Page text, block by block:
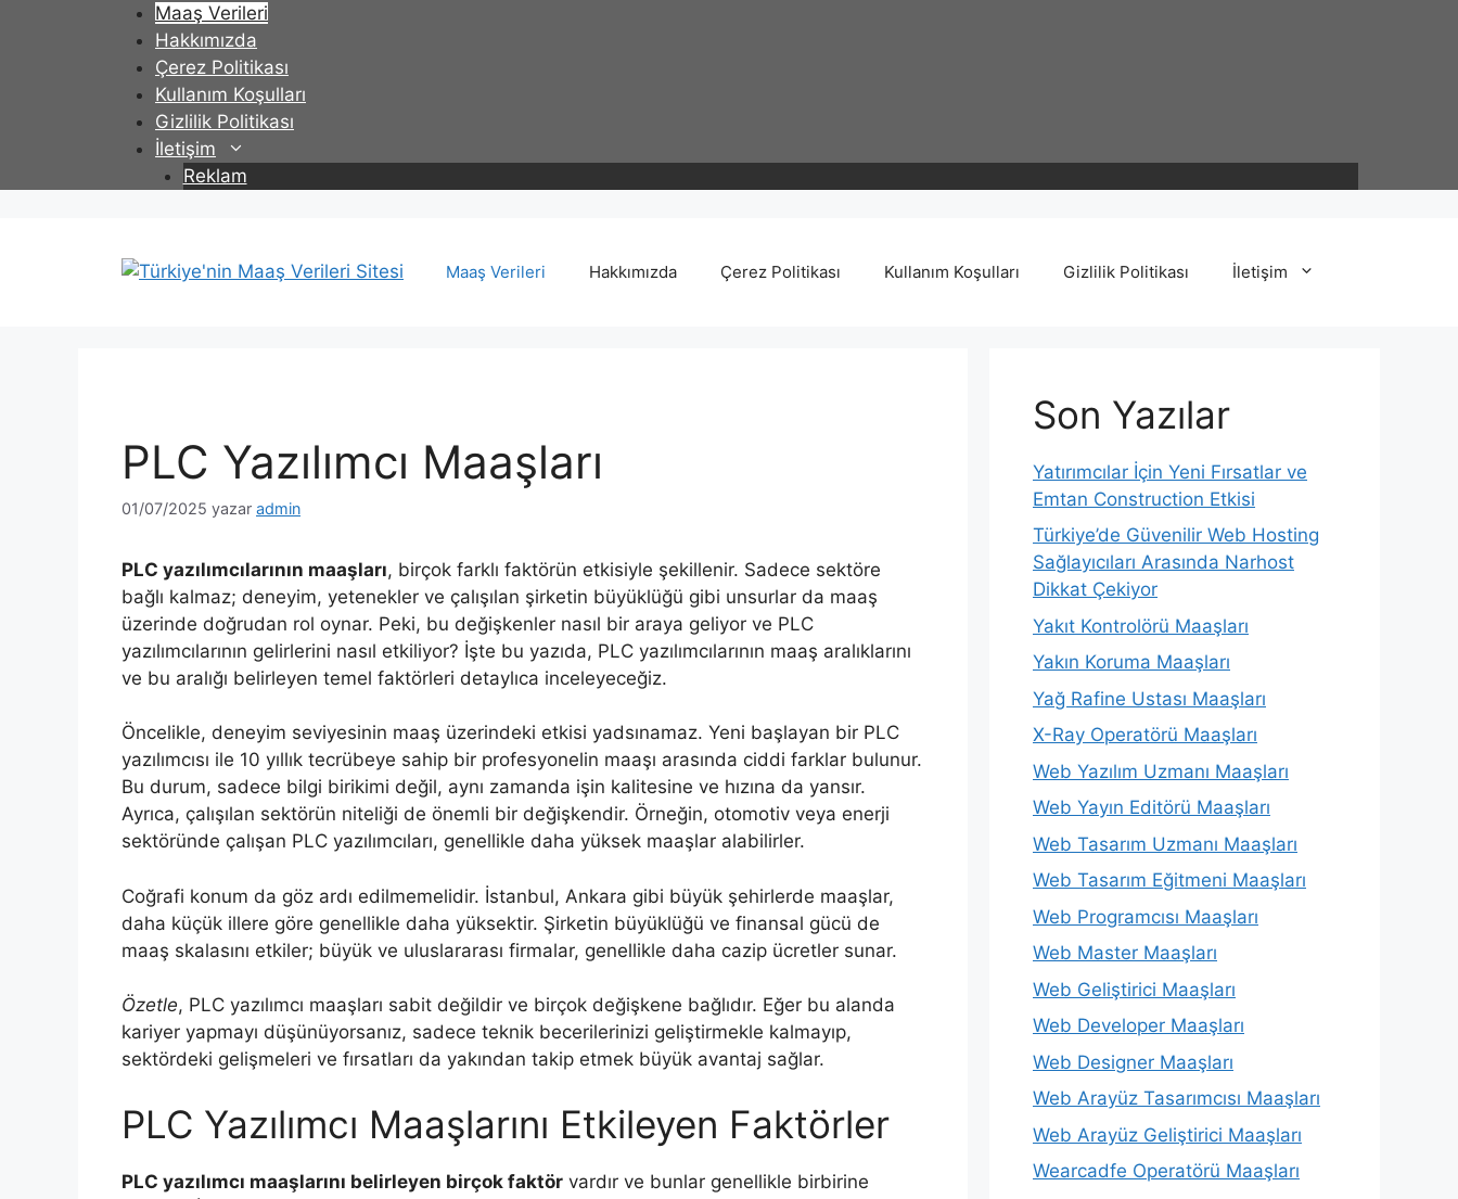
Maaş Verileri
Hakkımızda
Çerez Politikası
Kullanım Koşulları
Gizlilik Politikası
İletişim
Reklam
Maaş Verileri Hakkımızda Çerez Politikası Kullanım Koşulları Gizlilik Politikası İletişim
PLC Yazılımcı Maaşları
01/07/2025 yazar admin
PLC yazılımcılarının maaşları, birçok farklı faktörün etkisiyle şekillenir. Sadece sektöre
bağlı kalmaz; deneyim, yetenekler ve çalışılan şirketin büyüklüğü gibi unsurlar da maaş
üzerinde doğrudan rol oynar. Peki, bu değişkenler nasıl bir araya geliyor ve PLC
yazılımcılarının gelirlerini nasıl etkiliyor? İşte bu yazıda, PLC yazılımcılarının maaş aralıklarını
ve bu aralığı belirleyen temel faktörleri detaylıca inceleyeceğiz.
Öncelikle, deneyim seviyesinin maaş üzerindeki etkisi yadsınamaz. Yeni başlayan bir PLC
yazılımcısı ile 10 yıllık tecrübeye sahip bir profesyonelin maaşı arasında ciddi farklar bulunur.
Bu durum, sadece bilgi birikimi değil, aynı zamanda işin kalitesine ve hızına da yansır.
Ayrıca, çalışılan sektörün niteliği de önemli bir değişkendir. Örneğin, otomotiv veya enerji
sektöründe çalışan PLC yazılımcıları, genellikle daha yüksek maaşlar alabilirler.
Coğrafi konum da göz ardı edilmemelidir. İstanbul, Ankara gibi büyük şehirlerde maaşlar,
daha küçük illere göre genellikle daha yüksektir. Şirketin büyüklüğü ve finansal gücü de
maaş skalasını etkiler; büyük ve uluslararası firmalar, genellikle daha cazip ücretler sunar.
Özetle, PLC yazılımcı maaşları sabit değildir ve birçok değişkene bağlıdır. Eğer bu alanda
kariyer yapmayı düşünüyorsanız, sadece teknik becerilerinizi geliştirmekle kalmayıp,
sektördeki gelişmeleri ve fırsatları da yakından takip etmek büyük avantaj sağlar.
PLC Yazılımcı Maaşlarını Etkileyen Faktörler
PLC yazılımcı maaşlarını belirleyen birçok faktör vardır ve bunlar genellikle birbirine
Son Yazılar
Yatırımcılar İçin Yeni Fırsatlar ve
Emtan Construction Etkisi
Türkiye’de Güvenilir Web Hosting
Sağlayıcıları Arasında Narhost
Dikkat Çekiyor
Yakıt Kontrolörü Maaşları
Yakın Koruma Maaşları
Yağ Rafine Ustası Maaşları
X-Ray Operatörü Maaşları
Web Yazılım Uzmanı Maaşları
Web Yayın Editörü Maaşları
Web Tasarım Uzmanı Maaşları
Web Tasarım Eğitmeni Maaşları
Web Programcısı Maaşları
Web Master Maaşları
Web Geliştirici Maaşları
Web Developer Maaşları
Web Designer Maaşları
Web Arayüz Tasarımcısı Maaşları
Web Arayüz Geliştirici Maaşları
Wearcadfe Operatörü Maaşları